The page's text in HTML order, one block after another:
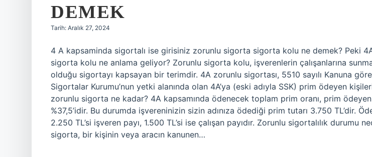
DEMEK
Tarih: Aralık 27, 2024
4 A kapsaminda sigortalı ise girisiniz zorunlu sigorta sigorta kolu ne demek? Peki
sigorta kolu ne anlama geliyor? Zorunlu sigorta kolu, işverenlerin çalışanlarına
olduğu sigortayı kapsayan bir terimdir. 4A zorunlu sigortası, 5510 sayılı Kanuna
Sigortalar Kurumu’nun yetki alanında olan 4A’ya (eski adıyla SSK) prim ödeyen
zorunlu sigorta ne kadar? 4A kapsamında ödenecek toplam prim oranı, prim ödeyen
%37,5’idir. Bu durumda işvereninizin sizin adınıza ödediği prim tutarı 3.750 TL’dir.
2.250 TL’si işveren payı, 1.500 TL’si ise çalışan payıdır. Zorunlu sigortalılık durumu
sigorta, bir kişinin veya aracın kanunen…